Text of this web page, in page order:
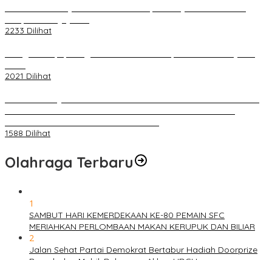
2233 Dilihat
2021 Dilihat
1588 Dilihat
Olahraga Terbaru
1
SAMBUT HARI KEMERDEKAAN KE-80 PEMAIN SFC
MERIAHKAN PERLOMBAAN MAKAN KERUPUK DAN BILIAR
2
Jalan Sehat Partai Demokrat Bertabur Hadiah Doorprize